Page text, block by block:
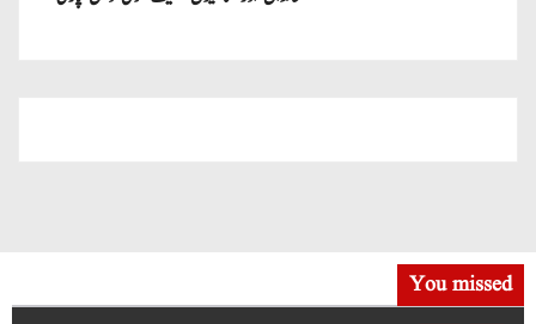
You missed